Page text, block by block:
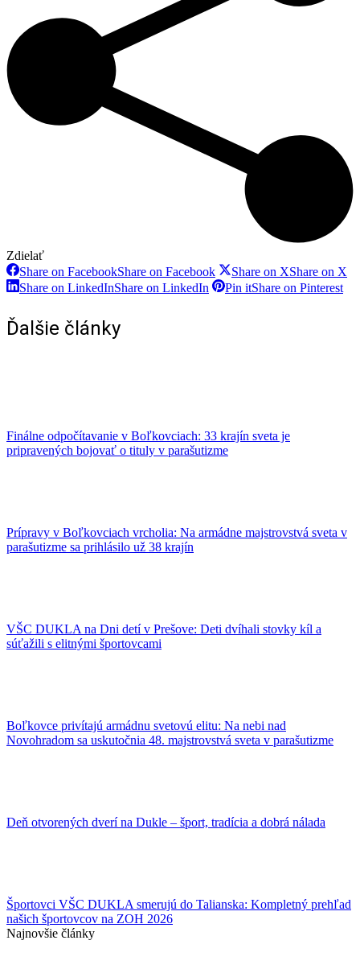
Zdielať
Share on FacebookShare on Facebook Share on XShare on X
Share on LinkedInShare on LinkedIn Pin itShare on Pinterest
Ďalšie články
Finálne odpočítavanie v Boľkovciach: 33 krajín sveta je
pripravených bojovať o tituly v parašutizme
Prípravy v Boľkovciach vrcholia: Na armádne majstrovstvá sveta v
parašutizme sa prihlásilo už 38 krajín
VŠC DUKLA na Dni detí v Prešove: Deti dvíhali stovky kíl a
súťažili s elitnými športovcami
Boľkovce privítajú armádnu svetovú elitu: Na nebi nad
Novohradom sa uskutočnia 48. majstrovstvá sveta v parašutizme
Deň otvorených dverí na Dukle – šport, tradícia a dobrá nálada
Športovci VŠC DUKLA smerujú do Talianska: Kompletný prehľad
našich športovcov na ZOH 2026
Najnovšie články